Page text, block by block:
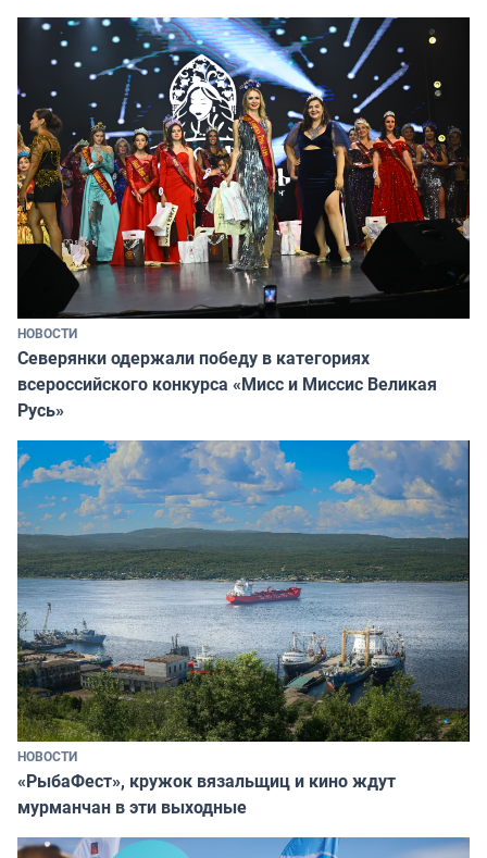
НОВОСТИ
Северянки одержали победу в категориях
всероссийского конкурса «Мисс и Миссис Великая
Русь»
НОВОСТИ
«РыбаФест», кружок вязальщиц и кино ждут
мурманчан в эти выходные